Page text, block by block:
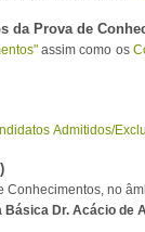
da Prova de
assim como os
Admitidos/
Conhecimentos, no
Básica Dr. Acácio de